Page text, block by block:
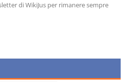
di WikiJus per rimanere sempre